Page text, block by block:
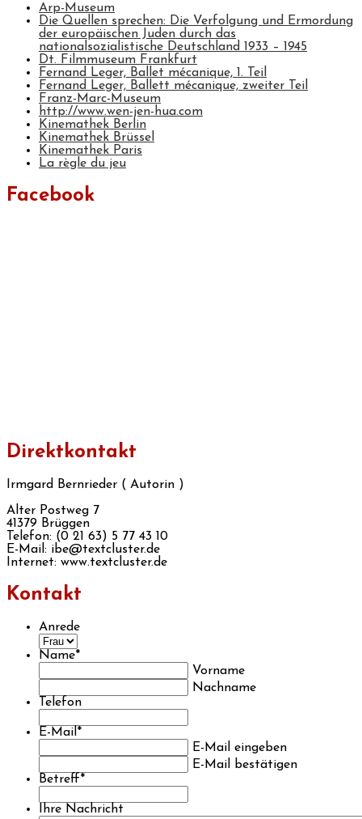
Arp-Museum
Die Quellen sprechen: Die Verfolgung und Ermordung
der europäischen Juden durch das
nationalsozialistische Deutschland 1933 – 1945
Dt. Filmmuseum Frankfurt
Fernand Leger, Ballet mécanique, 1. Teil
Fernand Leger, Ballett mécanique, zweiter Teil
Franz-Marc-Museum
http://www.wen-jen-hua.com
Kinemathek Berlin
Kinemathek Brüssel
Kinemathek Paris
La règle du jeu
Facebook
Direktkontakt
Irmgard Bernrieder ( Autorin )
Alter Postweg 7
41379 Brüggen
Telefon: (0 21 63) 5 77 43 10
E-Mail: ibe@textcluster.de
Internet: www.textcluster.de
Kontakt
Anrede
Name*
Vorname
Nachname
Telefon
E-Mail *
E-Mail eingeben
E-Mail bestätigen
Betreff*
Ihre Nachricht